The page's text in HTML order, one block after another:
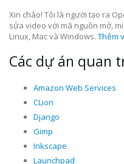
Xin chào! Tôi là người tạo ra
sửa video với mã nguồn mở,
Linux, Mac và Windows. Thêm
Các dự án quan
Amazon Web Services
CLion
Django
Gimp
Inkscape
Launchpad